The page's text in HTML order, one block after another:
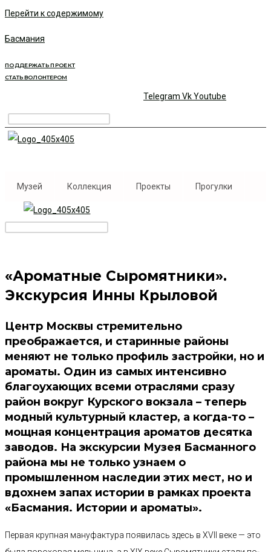
Перейти к содержимому
Басмания
ПОДДЕРЖАТЬ ПРОЕКТ
СТАТЬ ВОЛОНТЕРОМ
Telegram VkYoutube
Музей Коллекция Проекты Прогулки
«Ароматные Сыромятники».
Экскурсия Инны Крыловой
Центр Москвы стремительно
преображается, и старинные районы
меняют не только профиль застройки, но и
ароматы. Один из самых интенсивно
благоухающих всеми отраслями сразу
район вокруг Курского вокзала – теперь
модный культурный кластер, а когда-то –
мощная концентрация ароматов десятка
заводов. На экскурсии Музея Басманного
района мы не только узнаем о
промышленном наследии этих мест, но и
вдохнем запах истории в рамках проекта
«Басмания. Истории и ароматы».
Первая крупная мануфактура появилась здесь в XVII веке — это